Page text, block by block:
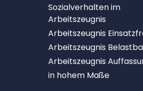
Sozialverhalten im
Arbeitszeugnis
Arbeitszeugnis
Arbeitszeugnis
Arbeitszeugnis
in hohem Maße